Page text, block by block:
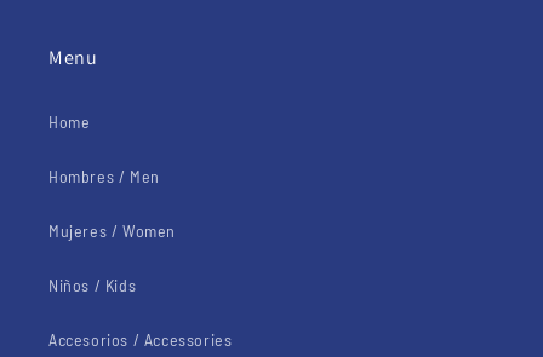
Menu
Home
Hombres / Men
Mujeres / Women
Niños / Kids
Accesorios / Accessories